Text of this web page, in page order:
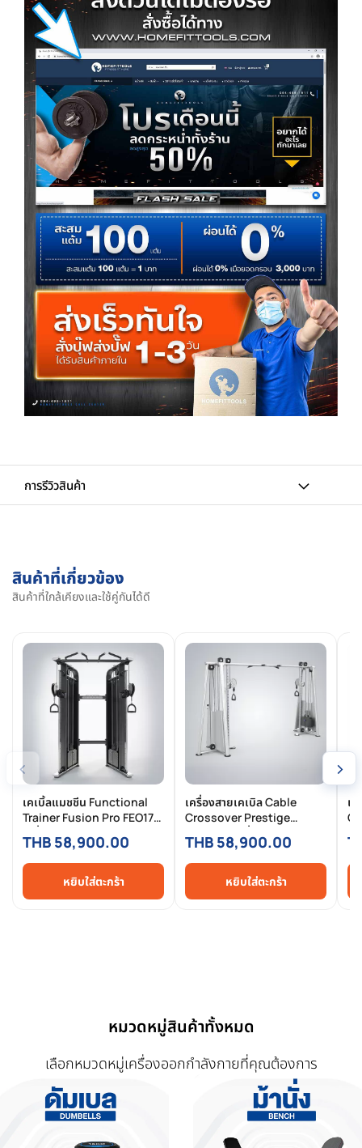
การรีวิวสินค้า
สินค้าที่เกี่ยวข้อง
สินค้าที่ใกล้เคียงและใช้คู่กันได้ดี
‹
เคเบิ้ลแมชชีน Functional
Trainer Fusion Pro FEO17
เครื่อง Functional Trainer
Commercial Dual Cable
95kg x2 สำหรับฟิตเนสมือ
THB 58,900.00
หยิบใส่ตะกร้า
เครื่องสายเคเบิล Cable
Crossover Prestige
FEO2016 เครื่อง Cable
Crossover Commercial
Dual Adjustable 95kg x2
THB 58,900.00
หยิบใส่ตะกร้า
เ
ส
›
หมวดหมู่สินค้าทั้งหมด
เลือกหมวดหมู่เครื่องออกกำลังกายที่คุณต้องการ